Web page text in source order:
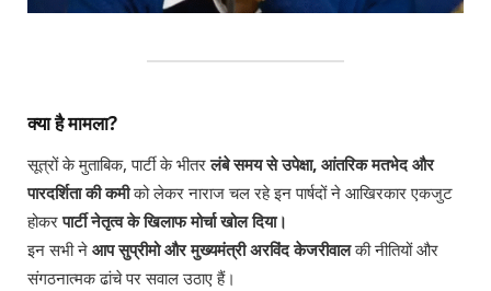
क्या है मामला?
सूत्रों के मुताबिक, पार्टी के भीतरलंबे समय से उपेक्षा, आंतरिक मतभेद और
पारदर्शिता की कमीको लेकर नाराज चल रहे इन पार्षदों ने आखिरकार एकजुट
होकरपार्टी नेतृत्व के खिलाफ मोर्चा खोल दिया।
इन सभी नेआप सुप्रीमो और मुख्यमंत्री अरविंद केजरीवालकी नीतियों और
संगठनात्मक ढांचे पर सवाल उठाए हैं।